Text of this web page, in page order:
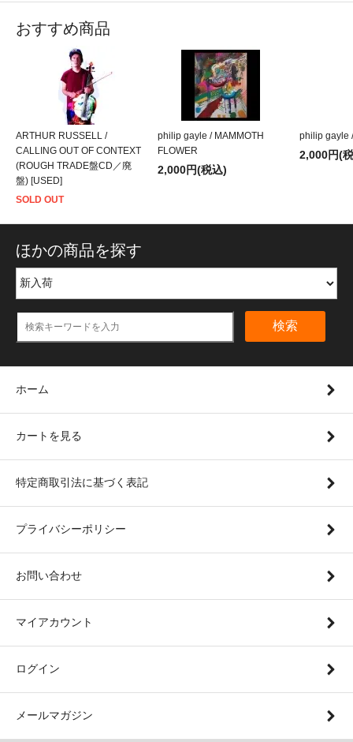
おすすめ商品
ARTHUR RUSSELL /
CALLING OUT OF CONTEXT
(ROUGH TRADE盤CD／廃
盤) [USED]
SOLD OUT
philip gayle / MAMMOTH
FLOWER
2,000円(税込)
philip gayle
2,000円(
ほかの商品を探す
検索
ホーム
カートを見る
特定商取引法に基づく表記
プライバシーポリシー
お問い合わせ
マイアカウント
ログイン
メールマガジン